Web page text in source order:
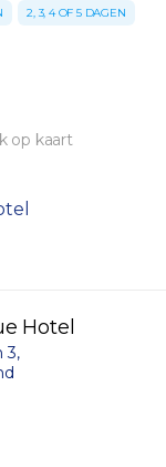
2, 3, 4 OF 5 DAGEN
op kaart
Hotel
3,